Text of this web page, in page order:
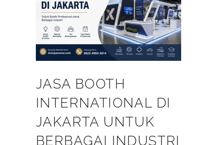
JASA BOOTH
INTERNATIONAL DI
JAKARTA UNTUK
BERBAGAI INDUSTRI